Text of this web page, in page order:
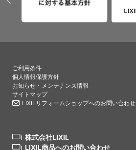
ご利用条件
個人情報保護方針
お知らせ・メンテナンス情報
サイトマップ
LIXILリフォームショップへのお問い合わせ
株式会社LIXIL
LIXIL商品へのお問い合わせ